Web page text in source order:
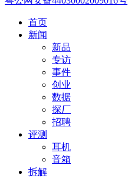
首页
新闻
新品
专访
事件
创业
数据
探厂
招聘
评测
耳机
音箱
拆解